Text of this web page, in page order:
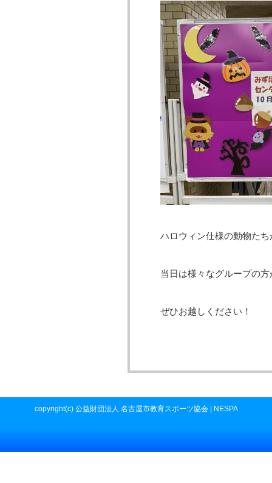
ハロウィン仕様の動物た
当日は様々なグループの
ぜひお越しください！
copyright(c) 公益財団法人 名古屋市教育スポーツ協会 | NESPA